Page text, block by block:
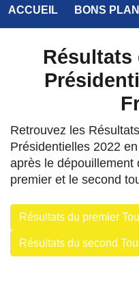
ACCUEIL BONS
Résultats
Retrouvez les
Présidentielles 2022
après le dépouillement
premier et le second
Résultats du premier
Résultats du second